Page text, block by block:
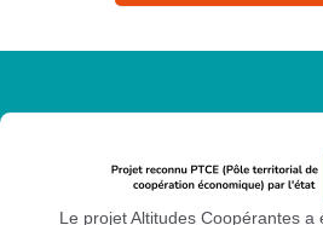
Le projet Altitudes Coopérantes